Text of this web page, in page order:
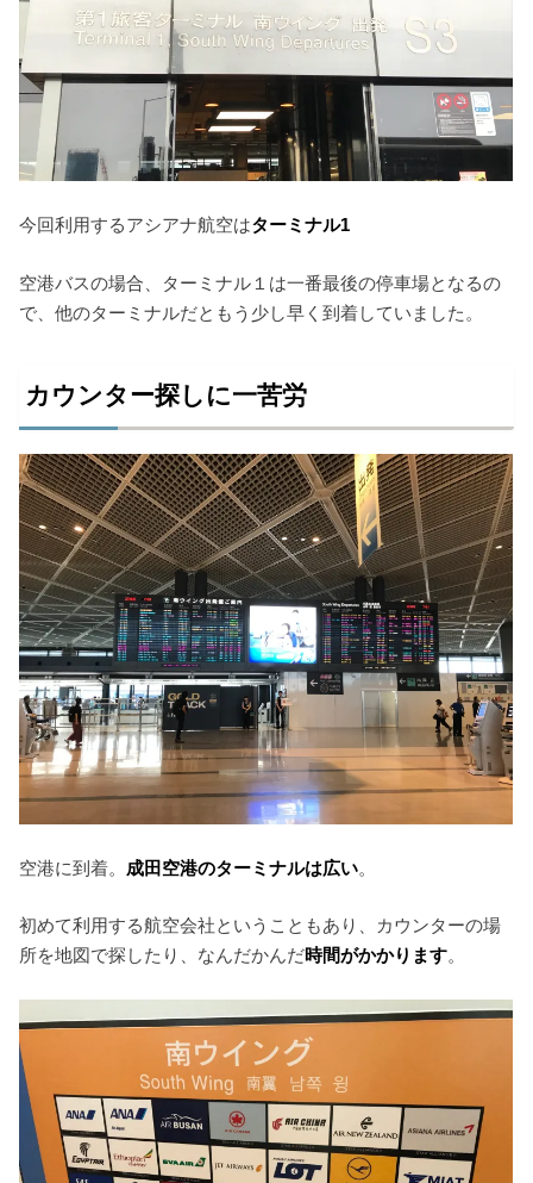
今回利用するアシアナ航空はターミナル1
空港バスの場合、ターミナル１は一番最後の停車場となるの
で、他のターミナルだともう少し早く到着していました。
カウンター探しに一苦労
空港に到着。 成田空港のターミナルは広い。
初めて利用する航空会社ということもあり、カウンターの場
所を地図で探したり、なんだかんだ時間がかかります。